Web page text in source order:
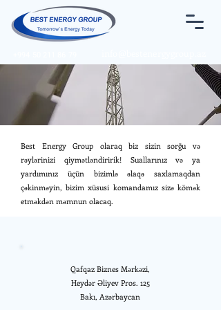
Best Energy Group olaraq biz sizin sorğu və
rəylərinizi qiymətləndiririk! Suallarınız və ya
yardımınız üçün bizimlə əlaqə saxlamaqdan
çəkinməyin, bizim xüsusi komandamız sizə kömək
etməkdən məmnun olacaq.
Qafqaz Biznes Mərkəzi,
Heydər Əliyev Pros. 125
Bakı, Azərbaycan